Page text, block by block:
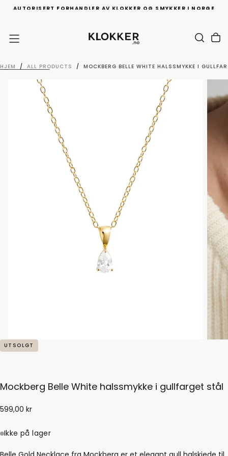
HOPP
AUTORISERT FORHANDLER AV KLOKKER OG SMYKKER I NORGE
HJEM / ALL PRODUCTS / MOCKBERG BELLE WHITE HALSSMYKKE I
UTSOLGT
Mockberg Belle White halssmykke i gullfarget stål
599,00
Ordinær
599,00 kr
Ikke på lager